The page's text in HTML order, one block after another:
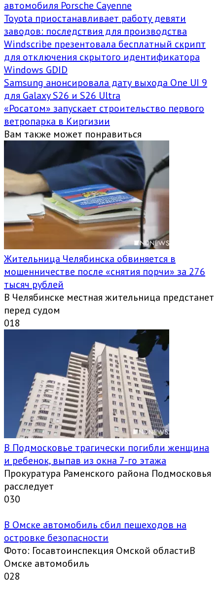
автомобиля Porsche Cayenne
Toyota приостанавливает работу девяти
заводов: последствия для производства
Windscribe презентовала бесплатный скрипт
для отключения скрытого идентификатора
Windows GDID
Samsung анонсировала дату выхода One UI 9
для Galaxy S26 и S26 Ultra
«Росатом» запускает строительство первого
ветропарка в Киргизии
Вам также может понравиться
Жительница Челябинска обвиняется в
мошенничестве после «снятия порчи» за 276
тысяч рублей
В Челябинске местная жительница предстанет
перед судом
018
В Подмосковье трагически погибли женщина
и ребенок, выпав из окна 7-го этажа
Прокуратура Раменского района Подмосковья
расследует
030
В Омске автомобиль сбил пешеходов на
островке безопасности
Фото: Госавтоинспекция Омской областиВ
Омске автомобиль
028